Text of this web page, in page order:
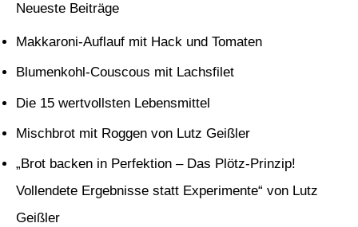
n
n
a
c
h
:
Neueste Beiträge
Makkaroni-Auflauf mit Hack und Tomaten
Blumenkohl-Couscous mit Lachsfilet
Die 15 wertvollsten Lebensmittel
Mischbrot mit Roggen von Lutz Geißler
„Brot backen in Perfektion – Das Plötz-Prinzip!
Vollendete Ergebnisse statt Experimente“ von Lutz
Geißler